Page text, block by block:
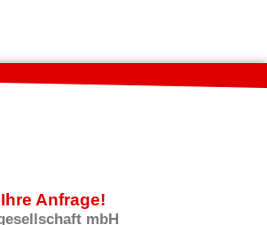
Anfrage!
mbH